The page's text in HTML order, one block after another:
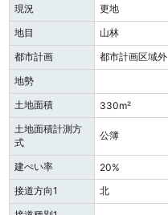
現況
更地
地目
山林
都市計画
都市計画区域外
地勢
土地面積
330m²
土地面積計測方
式
公簿
建ぺい率 20%
接道方向1
北